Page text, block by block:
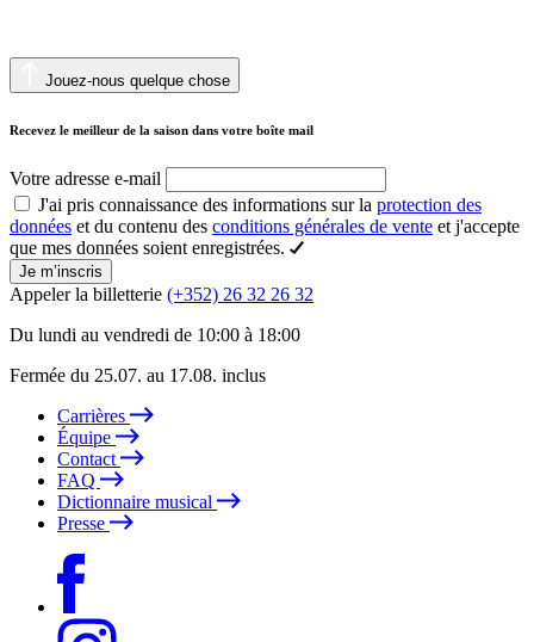
Jouez-nous quelque chose
Recevez le meilleur de la saison dans votre boîte mail
Votre adresse e-mail
J'ai pris connaissance des informations sur la protection des
données et du contenu des conditions générales de vente et j'accepte
que mes données soient enregistrées.
Je m’inscris
Appeler la billetterie (+352) 26 32 26 32
Du lundi au vendredi de 10:00 à 18:00
Fermée du 25.07. au 17.08. inclus
Carrières
Équipe
Contact
FAQ
Dictionnaire musical
Presse